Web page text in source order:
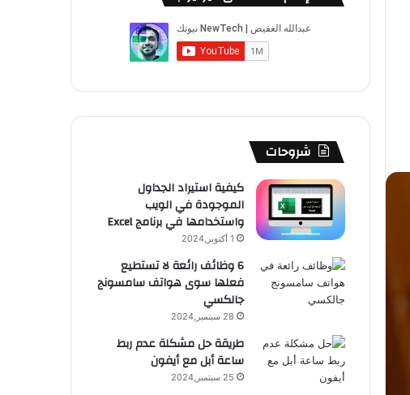
شروحات
كيفية استيراد الجداول
الموجودة في الويب
واستخدامها في برنامج Excel
1 أكتوبر,2024
6 وظائف رائعة لا تستطيع
فعلها سوى هواتف سامسونج
جالكسي
28 سبتمبر,2024
طريقة حل مشكلة عدم ربط
ساعة أبل مع أيفون
25 سبتمبر,2024